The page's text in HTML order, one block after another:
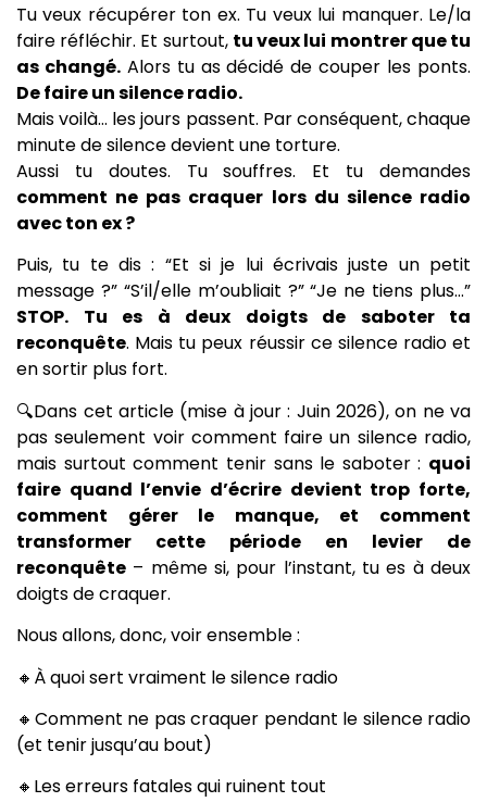
Tu veux récupérer ton ex. Tu veux lui manquer. Le/la
faire réfléchir. Et surtout, tu veux lui montrer que tu
as changé.Alors tu as décidé de couper les ponts.
De faire un silence radio.
Mais voilà… les jours passent. Par conséquent, chaque
minute de silence devient une torture.
Aussi tu doutes. Tu souffres. Et tu demandes
comment ne pas craquer lors du silence radio
avec ton ex ?
Puis, tu te dis : “Et si je lui écrivais juste un petit
message ?” “S’il/elle m’oubliait ?” “Je ne tiens plus…”
STOP. Tu es à deux doigts de saboter ta
reconquête. Mais tu peux réussir ce silence radio et
en sortir plus fort.
🔍Dans cet article (mise à jour : Juin 2026), on ne va
pas seulement voir comment faire un silence radio,
mais surtout comment tenir sans le saboter : quoi
faire quand l’envie d’écrire devient trop forte,
comment gérer le manque, et comment
transformer cette période en levier de
reconquête – même si, pour l’instant, tu es à deux
doigts de craquer.
Nous allons, donc, voir ensemble :
🔸À quoi sert vraiment le silence radio
🔸Comment ne pas craquer pendant le silence radio
(et tenir jusqu’au bout)
🔸Les erreurs fatales qui ruinent tout